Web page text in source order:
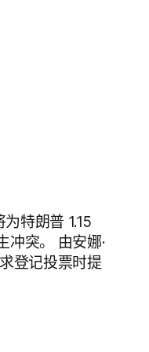
特朗普 1.15
冲突。 由安娜·
登记投票时提